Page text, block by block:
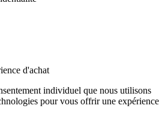
d'achat
individuel que nous utilisons
pour vous offrir une expérience